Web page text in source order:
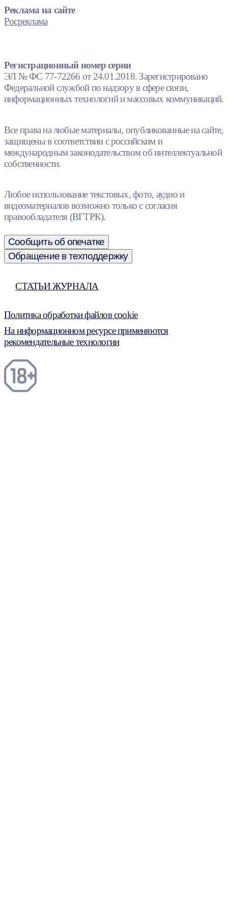
Реклама на сайте
Росреклама
Регистрационный номер серии
ЭЛ № ФС 77-72266 от 24.01.2018. Зарегистрировано
Федеральной службой по надзору в сфере связи,
информационных технологий и массовых коммуникаций.
Все права на любые материалы, опубликованные на сайте,
защищены в соответствии с российским и
международным законодательством об интеллектуальной
собственности.
Любое использование текстовых, фото, аудио и
видеоматериалов возможно только с согласия
правообладателя (ВГТРК).
Сообщить об опечатке
Обращение в техподдержку
СТАТЬИ ЖУРНАЛА
Политика обработки файлов cookie
На информационном ресурсе применяются
рекомендательные технологии